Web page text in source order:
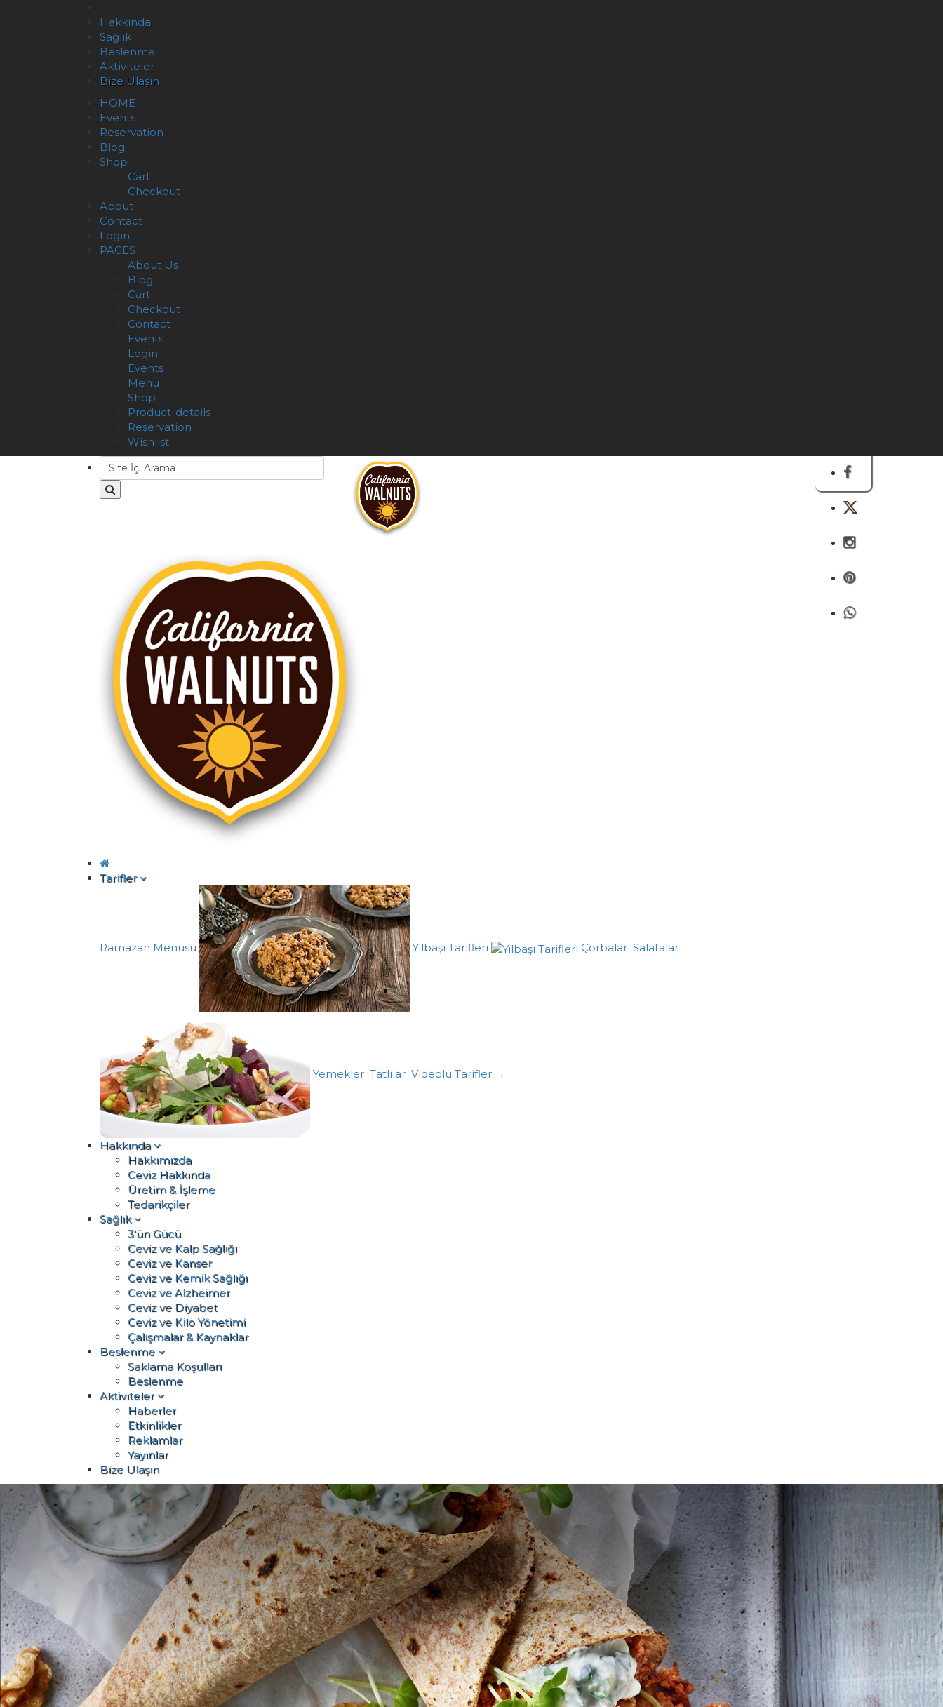
Hakkında
Sağlık
Beslenme
Aktiviteler
Bize Ulaşın
HOME
Events
Reservation
Blog
Shop
Cart
Checkout
About
Contact
Login
PAGES
About Us
Blog
Cart
Checkout
Contact
Events
Login
Events
Menu
Shop
Product-details
Reservation
Wishlist
Tarifler
Ramazan Menüsü Yılbaşı Tarifleri Çorbalar Salatalar
Yemekler Tatlılar Videolu Tarifler →
Hakkında
Hakkımızda
Ceviz Hakkında
Üretim & İşleme
Tedarikçiler
Sağlık
3'ün Gücü
Ceviz ve Kalp Sağlığı
Ceviz ve Kanser
Ceviz ve Kemik Sağlığı
Ceviz ve Alzheimer
Ceviz ve Diyabet
Ceviz ve Kilo Yönetimi
Çalışmalar & Kaynaklar
Beslenme
Saklama Koşulları
Beslenme
Aktiviteler
Haberler
Etkinlikler
Reklamlar
Yayınlar
Bize Ulaşın